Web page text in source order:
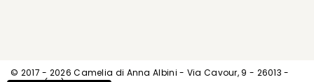
© 2017 - 2026 Camelia di Anna Albini - Via Cavour, 9 - 26013 -